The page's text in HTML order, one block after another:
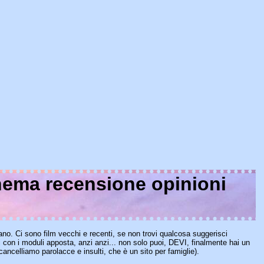
recensione opinioni
Ci sono film vecchi e recenti, se non trovi qualcosa suggerisci
i moduli apposta, anzi anzi... non solo puoi, DEVI, finalmente hai un
parolacce e insulti, che è un sito per famiglie).